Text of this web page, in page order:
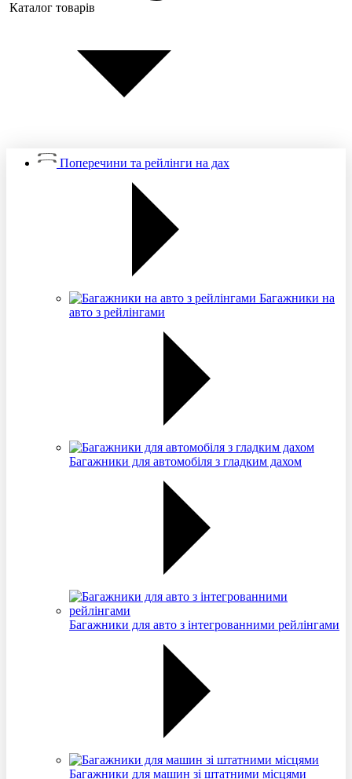
Каталог товарів
Поперечини та рейлінги на дах
Багажники на
авто з рейлінгами
Багажники для автомобіля з гладким дахом
Багажники для авто з інтегрованними рейлінгами
Багажники для машин зі штатними місцями